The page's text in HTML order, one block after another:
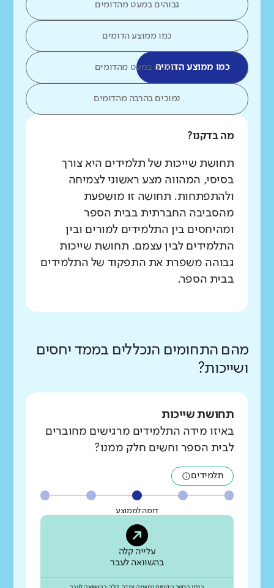
גבוהים במעט מהדומים
כמו ממוצע הדומים
כמו ממוצע הדומיםנמוכים במעט מהדומים
נמוכים בהרבה מהדומים
מה בדקנו?
תחושת שייכות של תלמידים היא צורך
בסיסי, המהווה מצע ראשוני לצמיחה
ולהתפתחות. תחושה זו מושפעת
מהסביבה החברתית בבית הספר
ומהיחסים בין התלמידים למורים ובין
התלמידים לבין עצמם. תחושת שייכות
גבוהה משפרת את התפקוד של התלמידים
בבית הספר.
מהם התחומים הנכללים בממד יחסים
ושייכות?
תחושת שייכות
באיזו מידה התלמידים מרגישים מחוברים
לבית הספר וחשים חלק ממנו?
תלמידים
דומה לממוצע
עלייה קלה
בהשוואה לעבר